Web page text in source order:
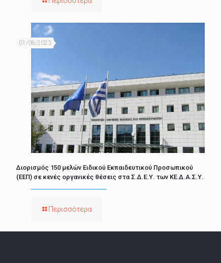
01/08/2023
Διορισμός 150 μελών Ειδικού Εκπαιδευτικού Προσωπικού
(ΕΕΠ) σε κενές οργανικές θέσεις στα Σ.Δ.Ε.Υ. των ΚΕ.Δ.Α.Σ.Υ.
Περισσότερα